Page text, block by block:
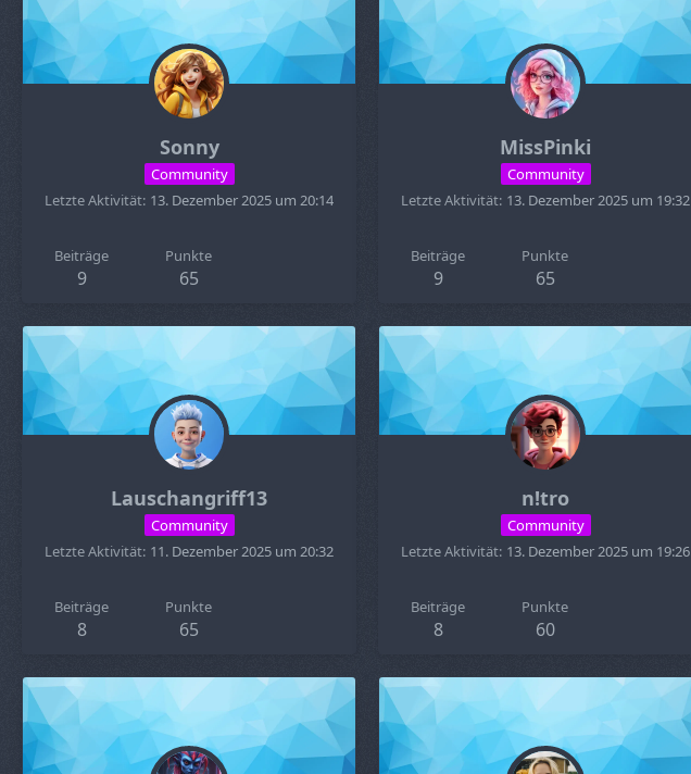
Sonny
Community
Letzte Aktivität 13. Dezember 2025 um 20:14
Beiträge
9
Punkte
65
MissPinki
Community
Letzte Aktivität 13. Dezember 2025 um 19:32
Beiträge
9
Punkte
65
Lauschangriff13
Community
Letzte Aktivität 11. Dezember 2025 um 20:32
Beiträge
8
Punkte
65
n!tro
Community
Letzte Aktivität 13. Dezember 2025 um 19:26
Beiträge
8
Punkte
60